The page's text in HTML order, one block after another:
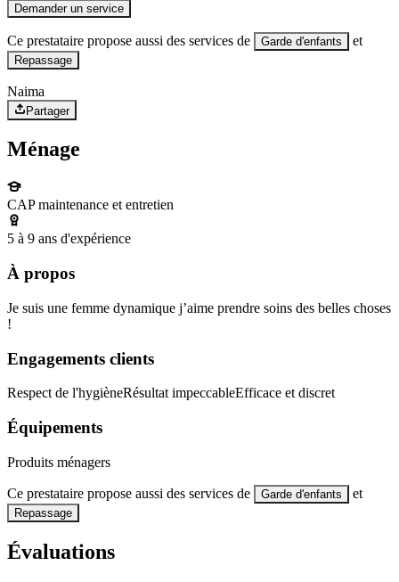
Demander un service
Ce prestataire propose aussi des services de Garde d'enfants et
Repassage
Naima
Partager
Ménage
CAP maintenance et entretien
5 à 9 ans d'expérience
À propos
Je suis une femme dynamique j’aime prendre soins des belles choses
!
Engagements clients
Respect de l'hygièneRésultat impeccableEfficace et discret
Équipements
Produits ménagers
Ce prestataire propose aussi des services de Garde d'enfants et
Repassage
Évaluations